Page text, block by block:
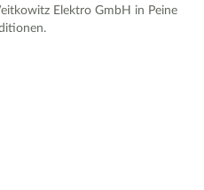
Elektro GmbH in Peine